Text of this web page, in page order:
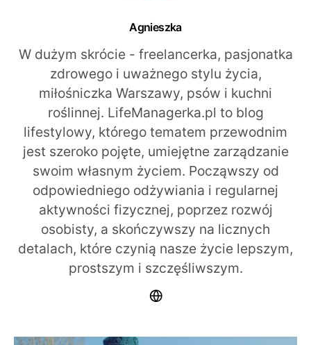
Agnieszka
W dużym skrócie - freelancerka, pasjonatka
zdrowego i uważnego stylu życia,
miłośniczka Warszawy, psów i kuchni
roślinnej. LifeManagerka.pl to blog
lifestylowy, którego tematem przewodnim
jest szeroko pojęte, umiejętne zarządzanie
swoim własnym życiem. Począwszy od
odpowiedniego odżywiania i regularnej
aktywności fizycznej, poprzez rozwój
osobisty, a skończywszy na licznych
detalach, które czynią nasze życie lepszym,
prostszym i szczęśliwszym.